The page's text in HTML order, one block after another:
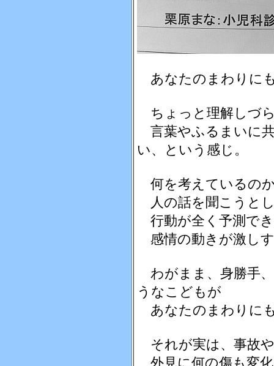
あなたのまわりに
ちょっと理解しづ
言葉やふるまいに
い、という感じ。
何を考えているの
人の話を聞こうと
行動が全く予測で
感情の動きが激し
わがまま、身勝手
うなこどもが
あなたのまわりに
それが実は、事故
外見に何の傷も変